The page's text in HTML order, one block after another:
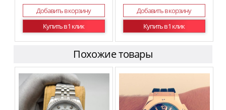
Добавить в корзину
Купить в 1 клик
Добавить в корзину
Купить в 1 клик
Похожие товары